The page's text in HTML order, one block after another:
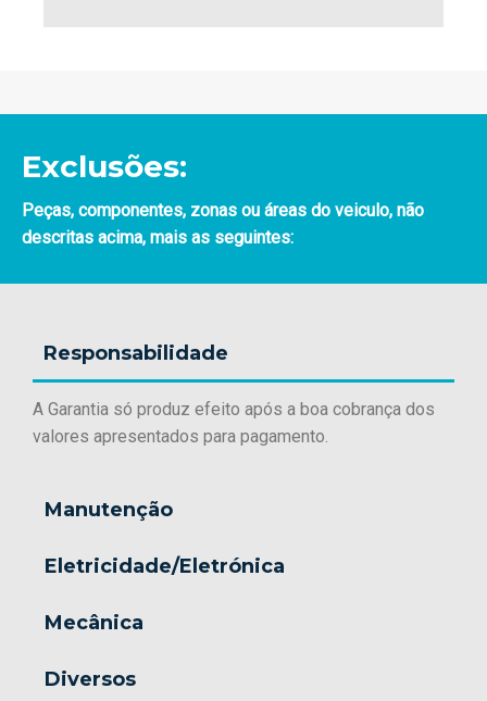
Exclusões:
Peças, componentes, zonas ou áreas do veiculo, não
descritas acima, mais as seguintes:
Responsabilidade
A Garantia só produz efeito após a boa cobrança dos
valores apresentados para pagamento.
Manutenção
Eletricidade/Eletrónica
Mecânica
Diversos